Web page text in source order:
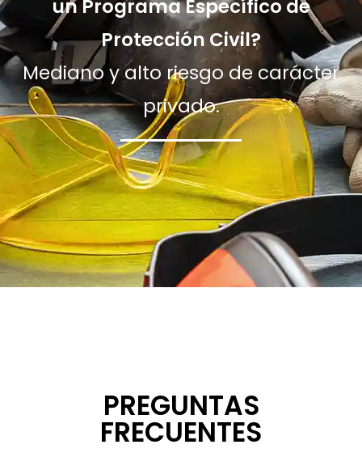
un Programa Específico de
Protección Civil?
Mediano y alto riesgo de carácter
privado.
PREGUNTAS
FRECUENTES